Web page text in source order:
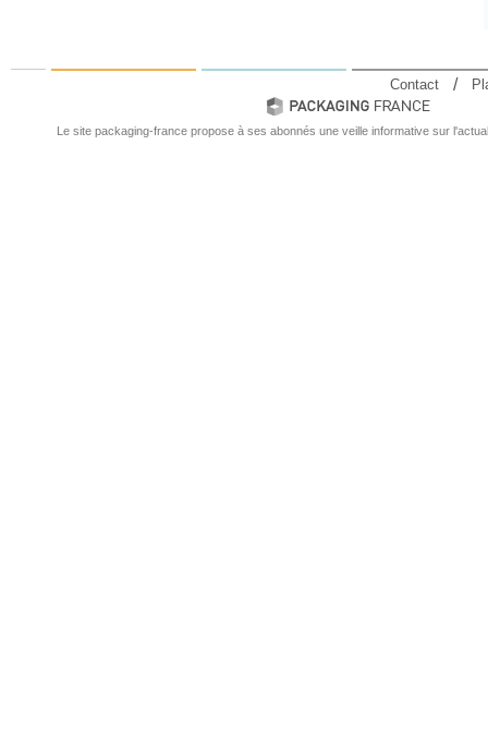
Le site packaging-france propose à ses abonnés une veille informative sur
Contact